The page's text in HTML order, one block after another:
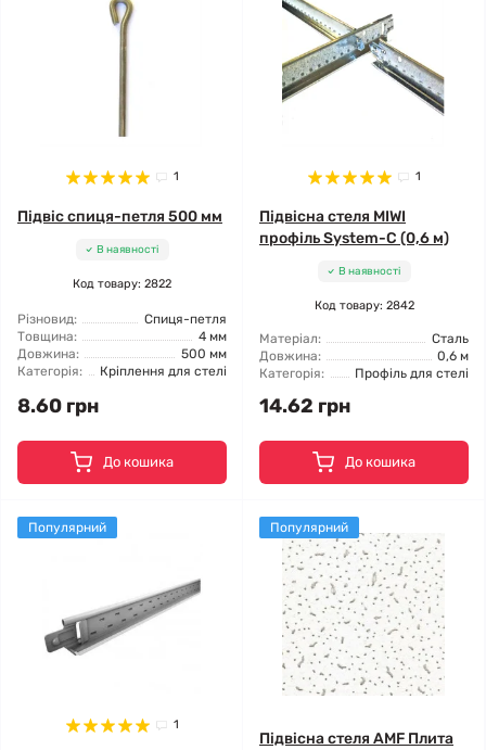
1
Підвіс спиця-петля 500 мм
В наявності
Код товару: 2822
Різновид:
Спиця-петля
Товщина:
4 мм
Довжина:
500 мм
Категорія:
Кріплення для стелі
8.60 грн
До кошика
1
Підвісна стеля MIWI
профіль System-C (0,6 м)
В наявності
Код товару: 2842
Матеріал:
Сталь
Довжина:
0,6 м
Категорія:
Профіль для стелі
14.62 грн
До кошика
Популярний
1
Популярний
Підвісна стеля AMF Плита